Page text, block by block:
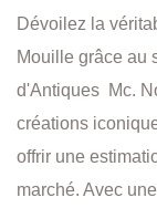
Dévoilez la
Mouille grâce au
d'Antiques Mc.
créations
offrir une
marché. Avec